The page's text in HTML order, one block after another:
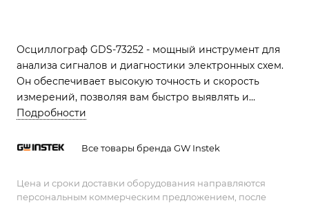
Осциллограф GDS-73252 - мощный инструмент для
анализа сигналов и диагностики электронных схем.
Он обеспечивает высокую точность и скорость
измерений, позволяя вам быстро выявлять и
устранять проблемы в вашей электронике.
Подробности
Все товары бренда GW Instek
Цена и сроки доставки оборудования направляются
персональным коммерческим предложением, после